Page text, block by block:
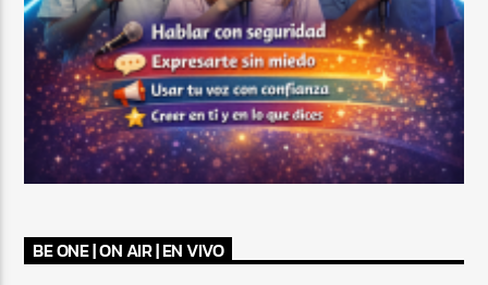
BE ONE | ON AIR | EN VIVO